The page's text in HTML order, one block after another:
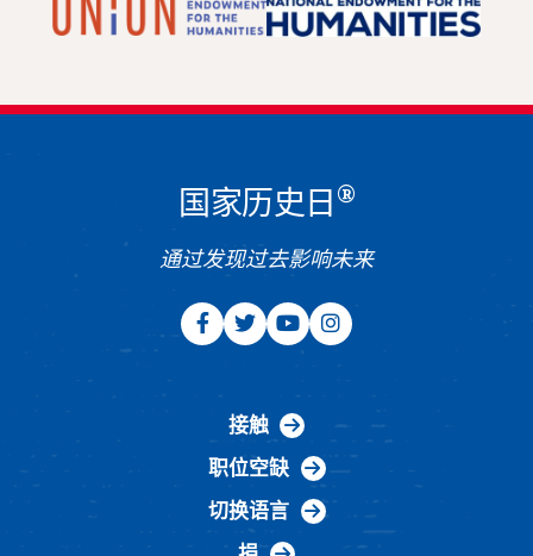
国家历史日 ®
通过发现过去影响未来
接触
职位空缺
切换语言